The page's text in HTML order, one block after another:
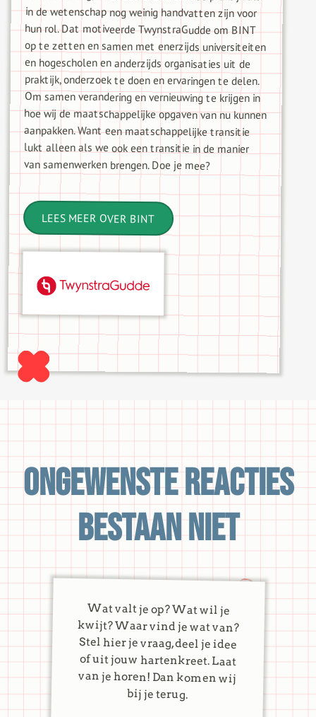
van samenwerken brengen. Doe je mee?
LEES MEER OVER BINT
Ongewenste reacties
bestaan niet
Wat valt je op? Wat wil je
kwijt? Waar vind je wat van?
Stel hier je vraag, deel je idee
of uit jouw hartenkreet. Laat
van je horen! Dan komen wij
bij je terug.